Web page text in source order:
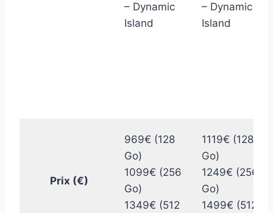
– Dynamic
Island
– Dynamic
Island
Prix ​​(€)
969€ (128
Go)
1099€ (256
Go)
1349€ (512
1119€ (128
Go)
1249€ (256
Go)
1499€ (512